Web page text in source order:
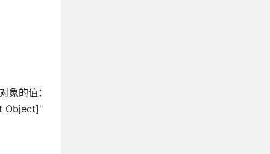
的值：
Object]"